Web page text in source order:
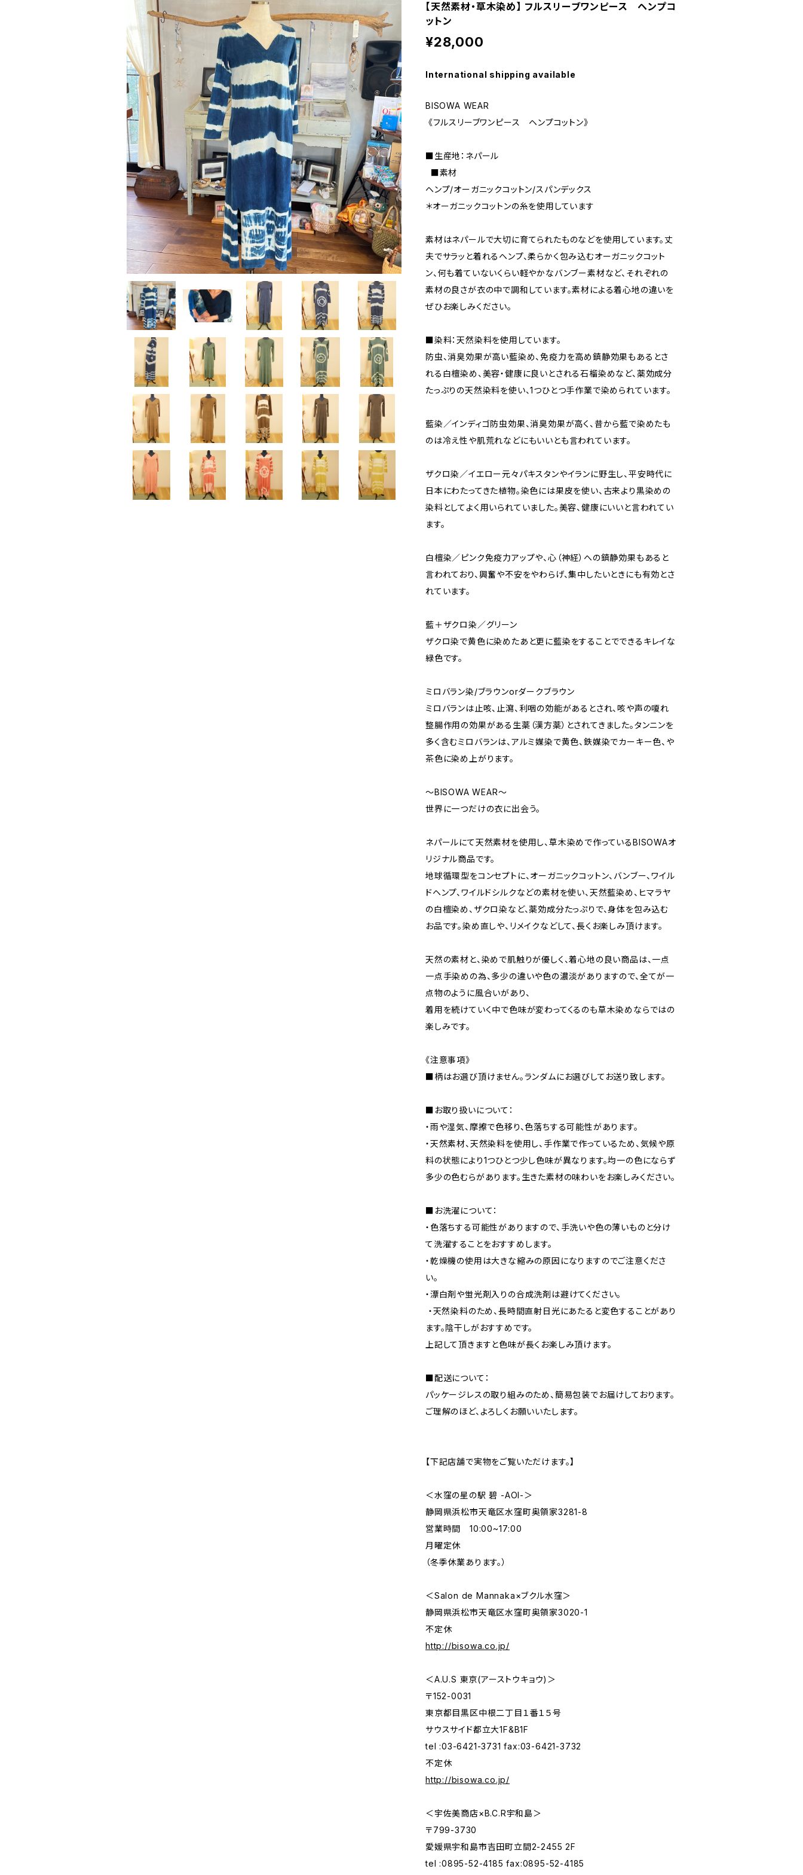
【天然素材・草木染め】 フルスリーブワンピース ヘンプコ
ットン
¥28,000
International shipping available
BISOWA WEAR
《フルスリーブワンピース ヘンプコットン》
■生産地：ネパール
■素材
ヘンプ/オーガニックコットン/スパンデックス
＊オーガニックコットンの糸を使用しています
素材はネパールで大切に育てられたものなどを使用しています。丈
夫でサラッと着れるヘンプ、柔らかく包み込むオーガニックコット
ン、何も着ていないくらい軽やかなバンブー素材など、それぞれの
素材の良さが衣の中で調和しています。素材による着心地の違いを
ぜひお楽しみください。
■染料：天然染料を使用しています。
防虫、消臭効果が高い藍染め、免疫力を高め鎮静効果もあるとさ
れる白檀染め、美容・健康に良いとされる石榴染めなど、薬効成分
たっぷりの天然染料を使い、1つひとつ手作業で染められています。
藍染／インディゴ防虫効果、消臭効果が高く、昔から藍で染めたも
のは冷え性や肌荒れなどにもいいとも言われています。
ザクロ染／イエロー元々パキスタンやイランに野生し、平安時代に
日本にわたってきた植物。染色には果皮を使い、古来より黒染めの
染料としてよく用いられていました。美容、健康にいいと言われてい
ます。
白檀染／ピンク免疫力アップや、心（神経）への鎮静効果もあると
言われており、興奮や不安をやわらげ、集中したいときにも有効とさ
れています。
藍＋ザクロ染／グリーン
ザクロ染で黄色に染めたあと更に藍染をすることでできるキレイな
緑色です。
ミロバラン染/ブラウンorダークブラウン
ミロバランは止咳、止瀉、利咽の効能があるとされ、咳や声の嗄れ
整腸作用の効果がある生薬（漢方薬）とされてきました。タンニンを
多く含むミロバランは、アルミ媒染で黄色、鉄媒染でカーキー色、や
茶色に染め上がります。
～BISOWA WEAR～
世界に一つだけの衣に出会う。
ネパールにて天然素材を使用し、草木染めで作っているBISOWAオ
リジナル商品です。
地球循環型をコンセプトに、オーガニックコットン、バンブー、ワイル
ドヘンプ、ワイルドシルクなどの素材を使い、天然藍染め、ヒマラヤ
の白檀染め、ザクロ染など、薬効成分たっぷりで、身体を包み込む
お品です。染め直しや、リメイクなどして、長くお楽しみ頂けます。
天然の素材と、染めで肌触りが優しく、着心地の良い商品は、一点
一点手染めの為、多少の違いや色の濃淡がありますので、全てが一
点物のように風合いがあり、
着用を続けていく中で色味が変わってくるのも草木染めならではの
楽しみです。
《注意事項》
■柄はお選び頂けません。ランダムにお選びしてお送り致します。
■お取り扱いについて：
・雨や湿気、摩擦で色移り、色落ちする可能性があります。
・天然素材、天然染料を使用し、手作業で作っているため、気候や原
料の状態により1つひとつ少し色味が異なります。均一の色にならず
多少の色むらがあります。生きた素材の味わいをお楽しみください。
■お洗濯について：
・色落ちする可能性がありますので、手洗いや色の薄いものと分け
て洗濯することをおすすめします。
・乾燥機の使用は大きな縮みの原因になりますのでご注意くださ
い。
・漂白剤や蛍光剤入りの合成洗剤は避けてください。
・天然染料のため、長時間直射日光にあたると変色することがあり
ます。陰干しがおすすめです。
上記して頂きますと色味が長くお楽しみ頂けます。
■配送について：
パッケージレスの取り組みのため、簡易包装でお届けしております。
ご理解のほど、よろしくお願いいたします。
【下記店舗で実物をご覧いただけます。】
＜水窪の星の駅 碧 -AOI-＞
静岡県浜松市天竜区水窪町奥領家3281-8
営業時間 10:00~17:00
月曜定休
（冬季休業あります。）
＜Salon de Mannaka×ブクル水窪＞
静岡県浜松市天竜区水窪町奥領家3020-1
不定休
http://bisowa.co.jp/
＜A.U.S 東京(アーストウキョウ)＞
〒152-0031
東京都目黒区中根二丁目１番１５号
サウスサイド都立大1F&B1F
tel :03-6421-3731 fax:03-6421-3732
不定休
http://bisowa.co.jp/
＜宇佐美商店×B.C.R宇和島＞
〒799-3730
愛媛県宇和島市吉田町立間2-2455 2F
tel :0895-52-4185 fax:0895-52-4185